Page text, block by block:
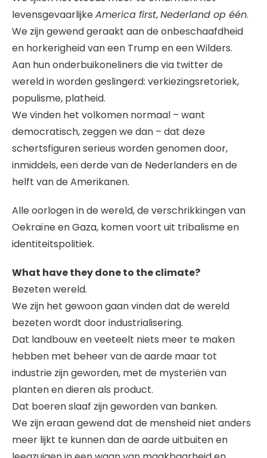
levensgevaarlijkeAmerica first,Nederland op één.
We zijn gewend geraakt aan de onbeschaafdheid
en horkerigheid van een Trump en een Wilders.
Aan hun onderbuikoneliners die via twitter de
wereld in worden geslingerd: verkiezingsretoriek,
populisme, platheid.
We vinden het volkomen normaal – want
democratisch, zeggen we dan – dat deze
schertsfiguren serieus worden genomen door,
inmiddels, een derde van de Nederlanders en de
helft van de Amerikanen.
Alle oorlogen in de wereld, de verschrikkingen van
Oekraïne en Gaza, komen voort uit tribalisme en
identiteitspolitiek.
What have they done to the climate?
Bezeten wereld.
We zijn het gewoon gaan vinden dat de wereld
bezeten wordt door industrialisering.
Dat landbouw en veeteelt niets meer te maken
hebben met beheer van de aarde maar tot
industrie zijn geworden, met de mysteriën van
planten en dieren als product.
Dat boeren slaaf zijn geworden van banken.
We zijn eraan gewend dat de mensheid niet anders
meer lijkt te kunnen dan de aarde uitbuiten en